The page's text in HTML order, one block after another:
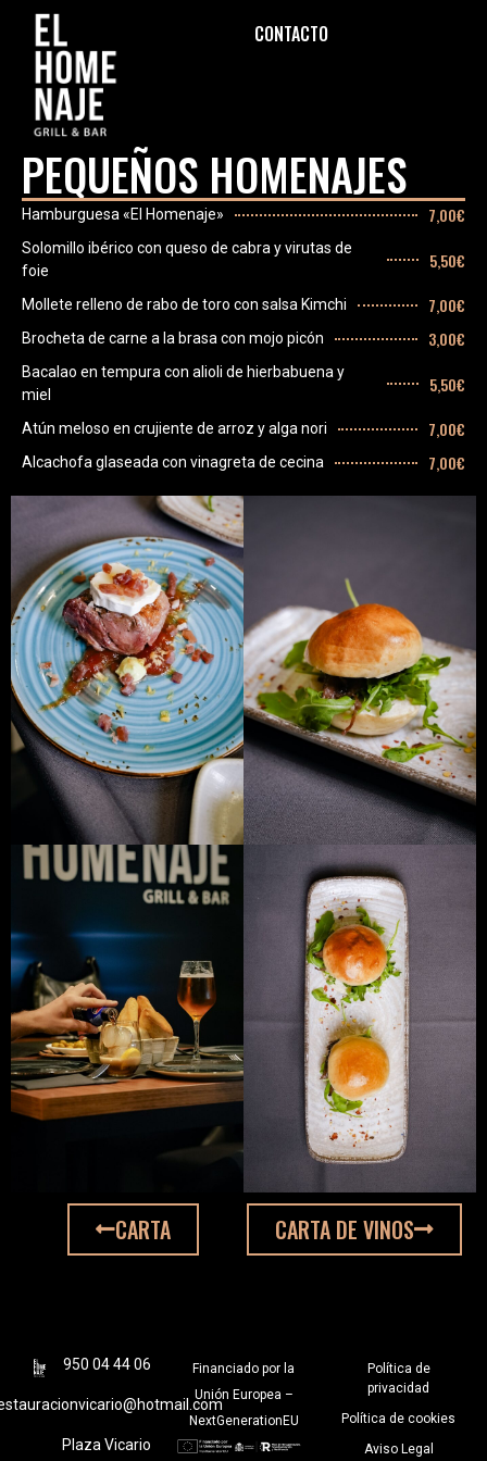
CONTACTO
PEQUEÑOS HOMENAJES
Hamburguesa «El Homenaje» 7,00€
Solomillo ibérico con queso de cabra y virutas de
foie
5,50€
Mollete relleno de rabo de toro con salsa Kimchi 7,00€
Brocheta de carne a la brasa con mojo picón 3,00€
Bacalao en tempura con alioli de hierbabuena y
miel
5,50€
Atún meloso en crujiente de arroz y alga nori 7,00€
Alcachofa glaseada con vinagreta de cecina 7,00€
CARTA CARTA DE VINOS
950 04 44 06
Plaza Vicario
Financiado por la
Unión Europea –
NextGenerationEU
Política de
privacidad
Política de cookies
Aviso Legal